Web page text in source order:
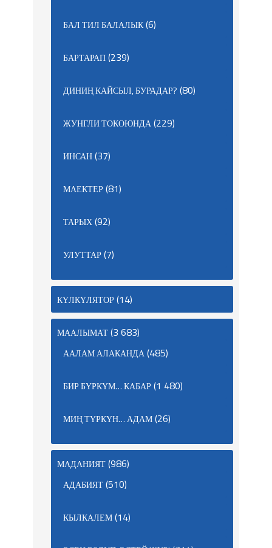
БАЛ ТИЛ БАЛАЛЫК(6)
БАРТАРАП(239)
ДИНИҢ КАЙСЫЛ, БУРАДАР? (80)
ЖУНГЛИ ТОКОЮНДА(229)
ИНСАН(37)
МАЕКТЕР(81)
ТАРЫХ(92)
УЛУТТАР(7)
КҮЛКҮЛЯТОР(14)
МААЛЫМАТ(3 683)
ААЛАМ АЛАКАНДА(485)
БИР БҮРКҮМ… КАБАР(1 480)
МИҢ ТҮРКҮН… АДАМ(26)
МАДАНИЯТ(986)
АДАБИЯТ(510)
КЫЛКАЛЕМ(14)